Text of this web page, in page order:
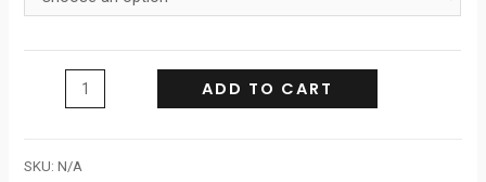
ADD TO CART
SKU:N/A